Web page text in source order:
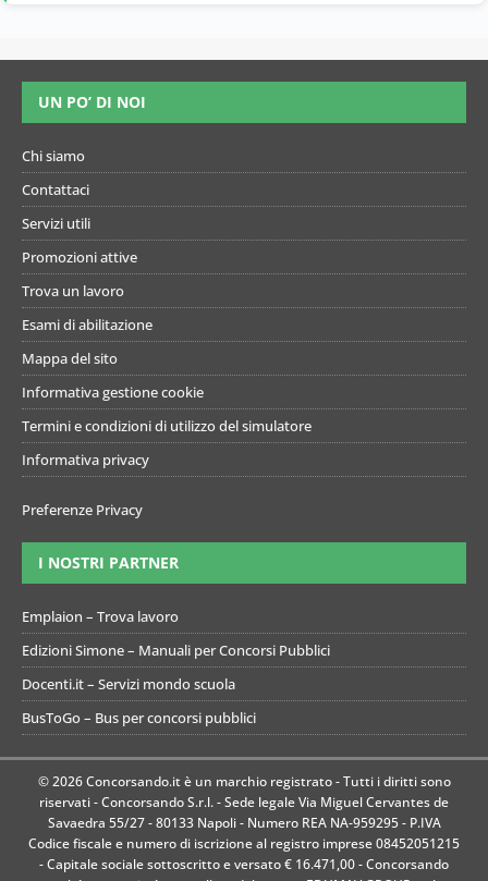
UN PO’ DI NOI
Chi siamo
Contattaci
Servizi utili
Promozioni attive
Trova un lavoro
Esami di abilitazione
Mappa del sito
Informativa gestione cookie
Termini e condizioni di utilizzo del simulatore
Informativa privacy
Preferenze Privacy
I NOSTRI PARTNER
Emplaion – Trova lavoro
Edizioni Simone – Manuali per Concorsi Pubblici
Docenti.it – Servizi mondo scuola
BusToGo – Bus per concorsi pubblici
© 2026 Concorsando.it è un marchio registrato - Tutti i diritti sono
riservati - Concorsando S.r.l. - Sede legale Via Miguel Cervantes de
Savaedra 55/27 - 80133 Napoli - Numero REA NA-959295 - P.IVA
Codice fiscale e numero di iscrizione al registro imprese 08452051215
- Capitale sociale sottoscritto e versato € 16.471,00 - Concorsando